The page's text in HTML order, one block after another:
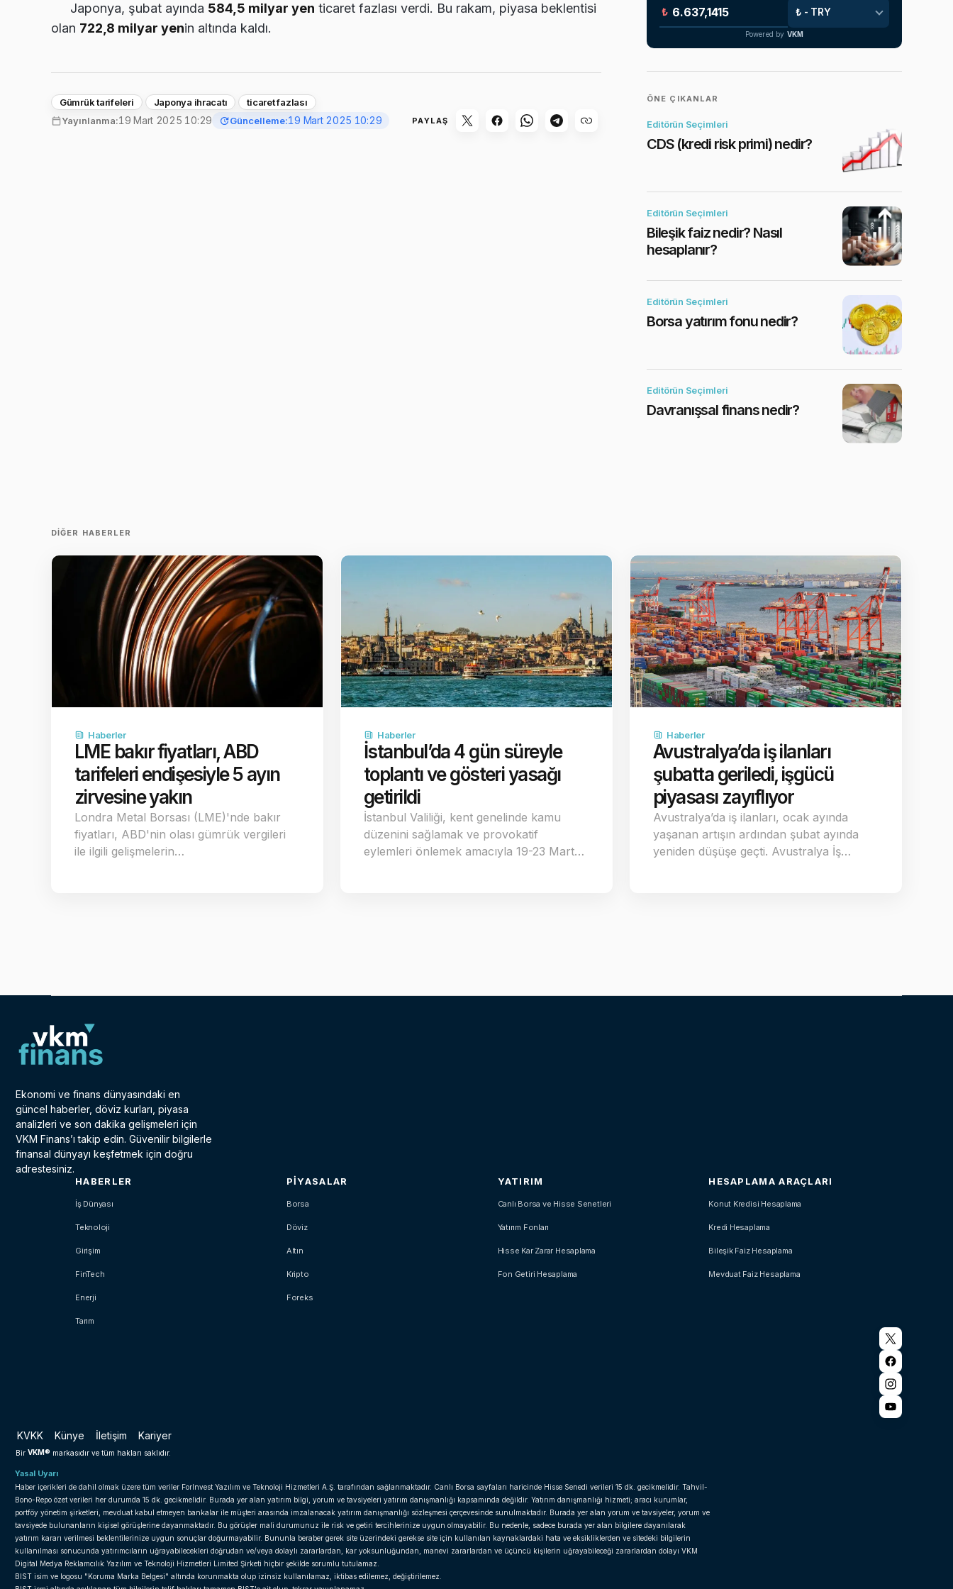
Japonya, şubat ayında 584,5 milyar yen ticaret fazlası verdi. Bu rakam, piyasa beklentisi
olan 722,8 milyar yenin altında kaldı.
Gümrük tarifeleri Japonya ihracatı
ticaret fazlası
Yayınlanma:19 Mart 2025 10:29 Güncelleme:19 Mart 2025 10:29 PAYLAŞ
₺
Powered by VKM
ÖNE ÇIKANLAR
Editörün Seçimleri
CDS (kredi risk primi) nedir?
Editörün Seçimleri
Bileşik faiz nedir? Nasıl
hesaplanır?
Editörün Seçimleri
Borsa yatırım fonu nedir?
Editörün Seçimleri
Davranışsal finans nedir?
DIĞER HABERLER
Haberler
LME bakır fiyatları, ABD
tarifeleri endişesiyle 5 ayın
zirvesine yakın
Londra Metal Borsası (LME)'nde bakır
fiyatları, ABD'nin olası gümrük vergileri
ile ilgili gelişmelerin…
Haberler
İstanbul’da 4 gün süreyle
toplantı ve gösteri yasağı
getirildi
İstanbul Valiliği, kent genelinde kamu
düzenini sağlamak ve provokatif
eylemleri önlemek amacıyla 19-23 Mart…
Haberler
Avustralya’da iş ilanları
şubatta geriledi, işgücü
piyasası zayıflıyor
Avustralya’da iş ilanları, ocak ayında
yaşanan artışın ardından şubat ayında
yeniden düşüşe geçti. Avustralya İş…
Ekonomi ve finans dünyasındaki en
güncel haberler, döviz kurları, piyasa
analizleri ve son dakika gelişmeleri için
VKM Finans’ı takip edin. Güvenilir bilgilerle
finansal dünyayı keşfetmek için doğru
adrestesiniz.
HABERLER
İş Dünyası
Teknoloji
Girişim
FinTech
Enerji
Tarım
PIYASALAR
Borsa
Döviz
Altın
Kripto
Foreks
YATIRIM
Canlı Borsa ve Hisse Senetleri
Yatırım Fonları
Hisse Kar Zarar Hesaplama
Fon Getiri Hesaplama
HESAPLAMA ARAÇLARI
Konut Kredisi Hesaplama
Kredi Hesaplama
Bileşik Faiz Hesaplama
Mevduat Faiz Hesaplama
KVKK Künye İletişim Kariyer
Bir VKM® markasıdır ve tüm hakları saklıdır.
Yasal Uyarı
Haber içerikleri de dahil olmak üzere tüm veriler ForInvest Yazılım ve Teknoloji Hizmetleri A.Ş. tarafından sağlanmaktadır. Canlı Borsa sayfaları haricinde Hisse Senedi verileri 15 dk. gecikmelidir. Tahvil-
Bono-Repo özet verileri her durumda 15 dk. gecikmelidir. Burada yer alan yatırım bilgi, yorum ve tavsiyeleri yatırım danışmanlığı kapsamında değildir. Yatırım danışmanlığı hizmeti; aracı kurumlar,
portföy yönetim şirketleri, mevduat kabul etmeyen bankalar ile müşteri arasında imzalanacak yatırım danışmanlığı sözleşmesi çerçevesinde sunulmaktadır. Burada yer alan yorum ve tavsiyeler, yorum ve
tavsiyede bulunanların kişisel görüşlerine dayanmaktadır. Bu görüşler mali durumunuz ile risk ve getiri tercihlerinize uygun olmayabilir. Bu nedenle, sadece burada yer alan bilgilere dayanılarak
yatırım kararı verilmesi beklentilerinize uygun sonuçlar doğurmayabilir. Bununla beraber gerek site üzerindeki gerekse site için kullanılan kaynaklardaki hata ve eksikliklerden ve sitedeki bilgilerin
kullanılması sonucunda yatırımcıların uğrayabilecekleri doğrudan ve/veya dolaylı zararlardan, kar yoksunluğundan, manevi zararlardan ve üçüncü kişilerin uğrayabileceği zararlardan dolayı VKM
Digital Medya Reklamcılık Yazılım ve Teknoloji Hizmetleri Limited Şirketi hiçbir şekilde sorumlu tutulamaz.
BIST isim ve logosu "Koruma Marka Belgesi" altında korunmakta olup izinsiz kullanılamaz, iktibas edilemez, değiştirilemez.